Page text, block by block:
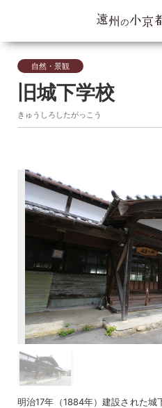
自然・景観
旧城下学校
きゅうしろしたがっこう
明治17年（1884年）建設された城